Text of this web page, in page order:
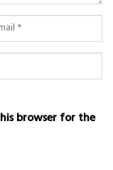
browser for the